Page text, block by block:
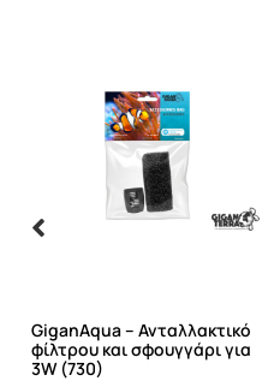
GiganAqua – Ανταλλακτικό
φίλτρου και σφουγγάρι για
3W (730)